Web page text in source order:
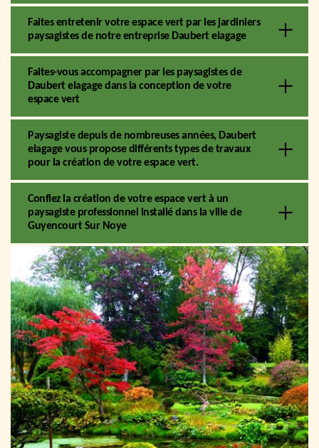
Faites entretenir votre espace vert par les jardiniers
paysagistes de notre entreprise Daubert elagage
Faites-vous accompagner par les paysagistes de
Daubert elagage dans la conception de votre
espace vert
Paysagiste depuis de nombreuses années, Daubert
elagage vous propose différents types de travaux
pour la création de votre espace vert.
Confiez la création de votre espace vert à un
paysagiste professionnel installé dans la ville de
Guyencourt Sur Noye